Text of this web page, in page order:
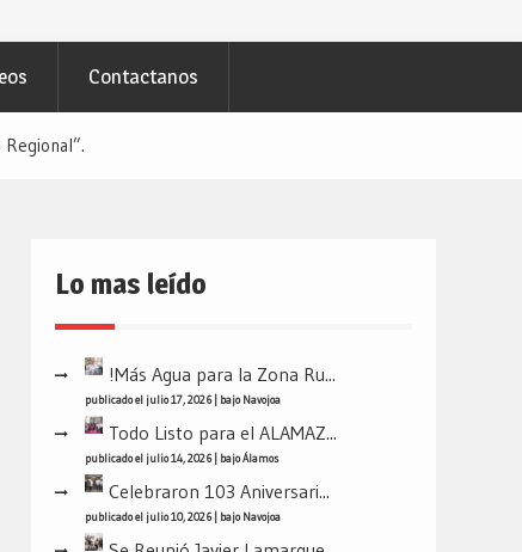
Contactanos
Lo mas leído
!Más Agua para la Zona Ru...
publicado el julio 17, 2026| bajoNavojoa
Todo Listo para el ALAMAZ...
publicado el julio 14, 2026| bajoÁlamos
Celebraron 103 Aniversari...
publicado el julio 10, 2026| bajoNavojoa